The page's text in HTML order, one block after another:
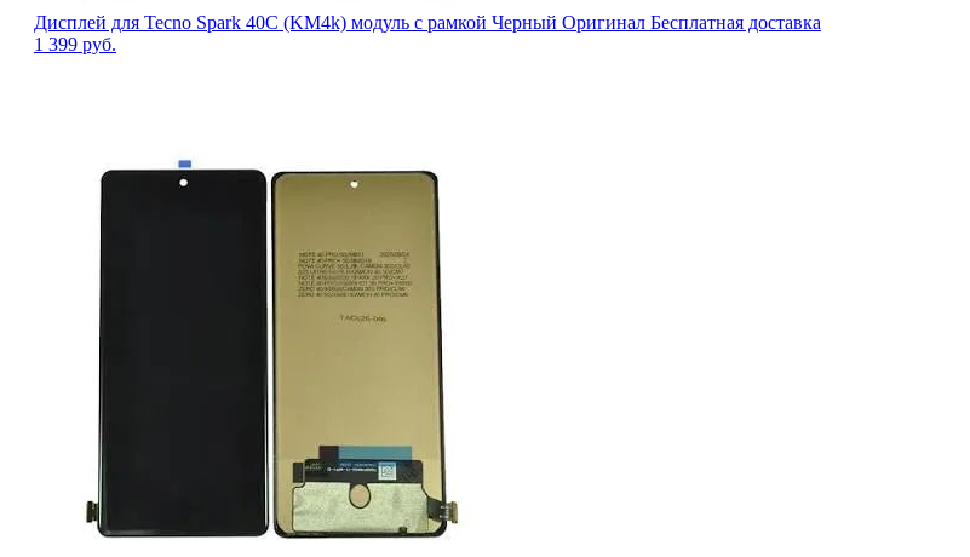
Дисплей для Tecno Spark 40C (KM4k) модуль с рамкой Черный Оригинал Бесплатная доставка
1 399 руб.